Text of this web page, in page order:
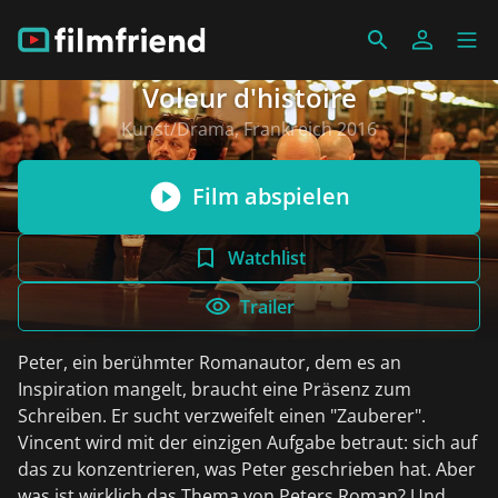
Voleur d'histoire
Kunst/Drama, Frankreich 2016
Film abspielen
Watchlist
Trailer
Peter, ein berühmter Romanautor, dem es an
Inspiration mangelt, braucht eine Präsenz zum
Schreiben. Er sucht verzweifelt einen "Zauberer".
Vincent wird mit der einzigen Aufgabe betraut: sich auf
das zu konzentrieren, was Peter geschrieben hat. Aber